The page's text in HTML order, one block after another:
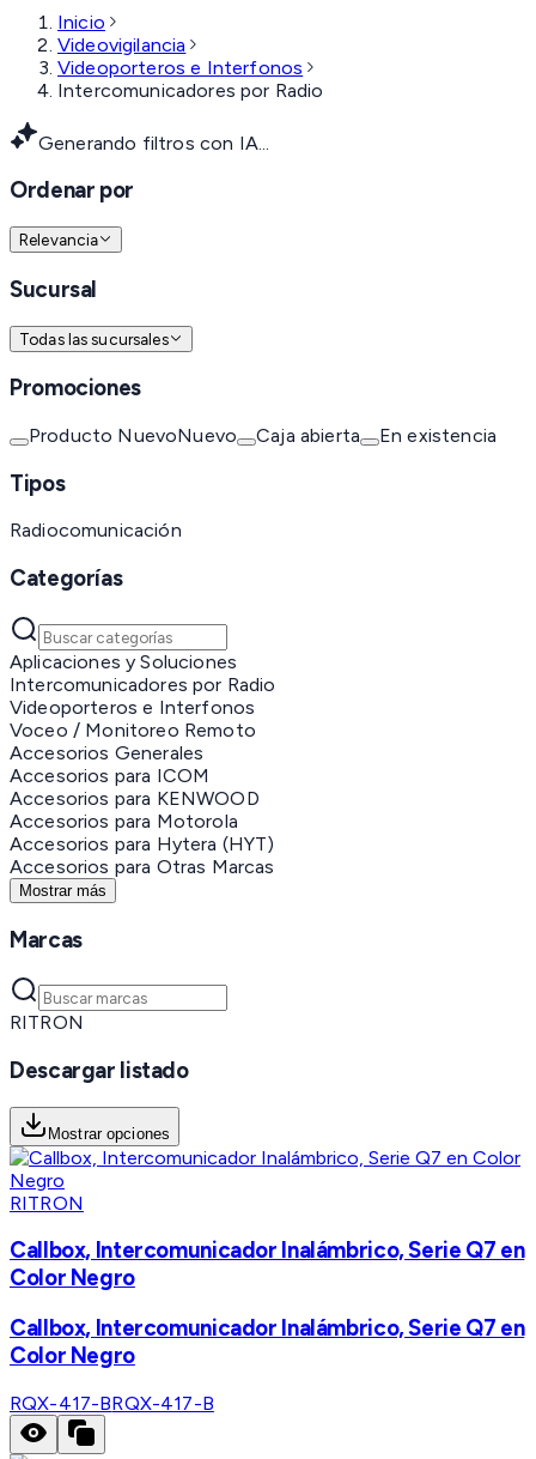
Inicio
Videovigilancia
Videoporteros e Interfonos
Intercomunicadores por Radio
Generando filtros con IA...
Ordenar por
Relevancia
Sucursal
Todas las sucursales
Promociones
Producto NuevoNuevo Caja abierta En existencia
Tipos
Radiocomunicación
Categorías
Aplicaciones y Soluciones
Intercomunicadores por Radio
Videoporteros e Interfonos
Voceo / Monitoreo Remoto
Accesorios Generales
Accesorios para ICOM
Accesorios para KENWOOD
Accesorios para Motorola
Accesorios para Hytera (HYT)
Accesorios para Otras Marcas
Mostrar más
Marcas
RITRON
Descargar listado
Mostrar opciones
RITRON
Callbox, Intercomunicador Inalámbrico, Serie Q7 en
Color Negro
Callbox, Intercomunicador Inalámbrico, Serie Q7 en
Color Negro
RQX-417-BRQX-417-B